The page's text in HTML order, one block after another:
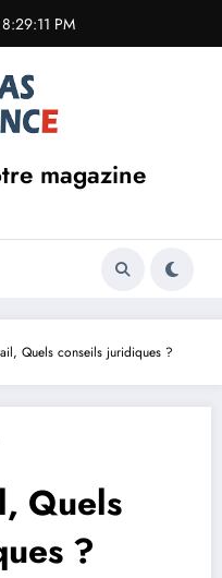
8:29:11 PM
magazine
Quels conseils juridiques ?
Quels
?